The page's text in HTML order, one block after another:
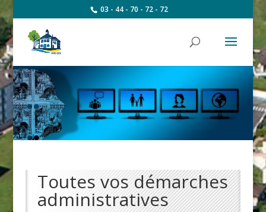
03 - 44 - 70 - 72 - 72
Toutes vos démarches
administratives